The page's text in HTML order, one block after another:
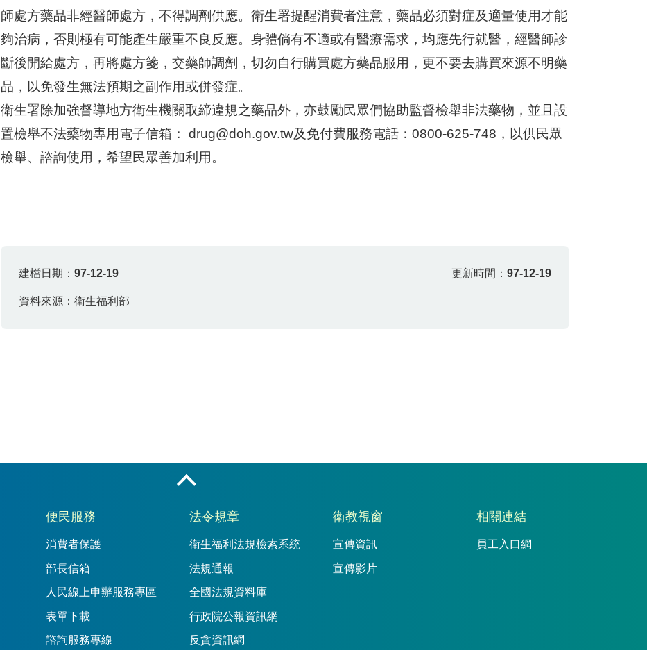
師處方藥品非經醫師處方，不得調劑供應。衛生署提醒消費者注意，藥品必須對症及適量使用才能
夠治病，否則極有可能產生嚴重不良反應。身體倘有不適或有醫療需求，均應先行就醫，經醫師診
斷後開給處方，再將處方箋，交藥師調劑，切勿自行購買處方藥品服用，更不要去購買來源不明藥
品，以免發生無法預期之副作用或併發症。
衛生署除加強督導地方衛生機關取締違規之藥品外，亦鼓勵民眾們協助監督檢舉非法藥物，並且設
置檢舉不法藥物專用電子信箱： drug@doh.gov.tw及免付費服務電話：0800-625-748，以供民眾
檢舉、諮詢使用，希望民眾善加利用。
建檔日期：97-12-19 更新時間： 97-12-19
資料來源：衛生福利部
便民服務
消費者保護
部長信箱
人民線上申辦服務專區
表單下載
諮詢服務專線
法令規章
衛生福利法規檢索系統
法規通報
全國法規資料庫
行政院公報資訊網
反貪資訊網
衛教視窗
宣傳資訊
宣傳影片
相關連結
員工入口網